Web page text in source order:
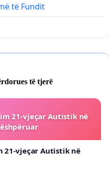
të Fundit
të tjerë
21-vjeçar Autistik në
21-vjeçar Autistik në